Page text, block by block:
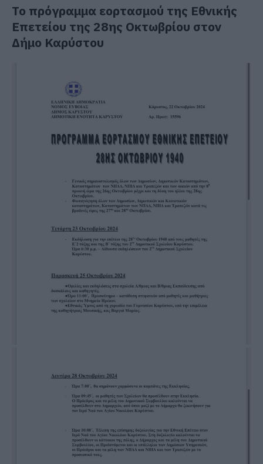
Το πρόγραμμα εορτασμού της Εθνικής
Επετείου της 28ης Οκτωβρίου στον
Δήμο Καρύστου